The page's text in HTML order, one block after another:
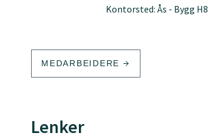
Kontorsted: Ås - Bygg H8
MEDARBEIDERE
Lenker